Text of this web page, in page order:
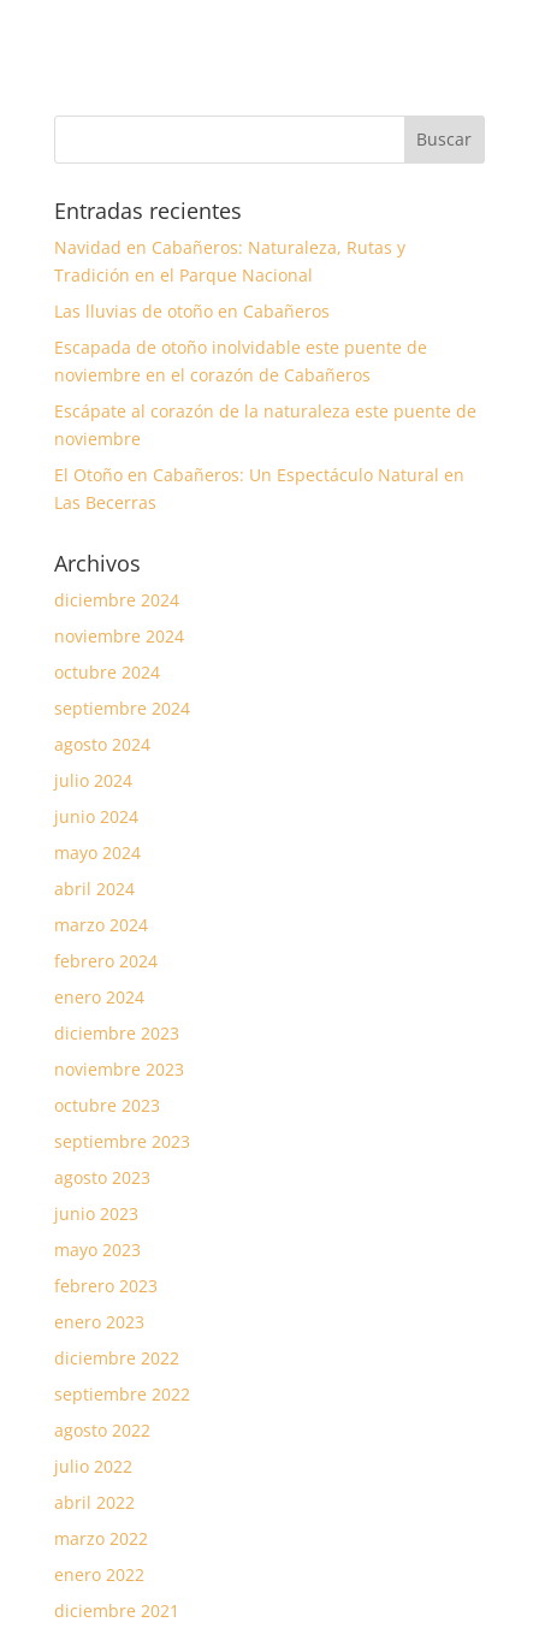
Entradas recientes
Navidad en Cabañeros: Naturaleza, Rutas y
Tradición en el Parque Nacional
Las lluvias de otoño en Cabañeros
Escapada de otoño inolvidable este puente de
noviembre en el corazón de Cabañeros
Escápate al corazón de la naturaleza este puente de
noviembre
El Otoño en Cabañeros: Un Espectáculo Natural en
Las Becerras
Archivos
diciembre 2024
noviembre 2024
octubre 2024
septiembre 2024
agosto 2024
julio 2024
junio 2024
mayo 2024
abril 2024
marzo 2024
febrero 2024
enero 2024
diciembre 2023
noviembre 2023
octubre 2023
septiembre 2023
agosto 2023
junio 2023
mayo 2023
febrero 2023
enero 2023
diciembre 2022
septiembre 2022
agosto 2022
julio 2022
abril 2022
marzo 2022
enero 2022
diciembre 2021